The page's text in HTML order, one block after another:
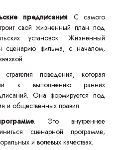
предписания. С самого
свой жизненный план под
установок. Жизненный
сценарию фильма, с началом,
поведения, которая
к выполнению ранних
Она формируется под
и общественных правил.
. Это внутреннее
сценарной программе,
и волевых качествах.